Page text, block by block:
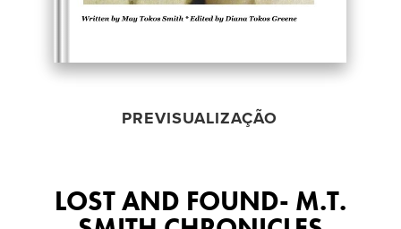
PREVISUALIZAÇÃO
LOST AND FOUND- M.T.